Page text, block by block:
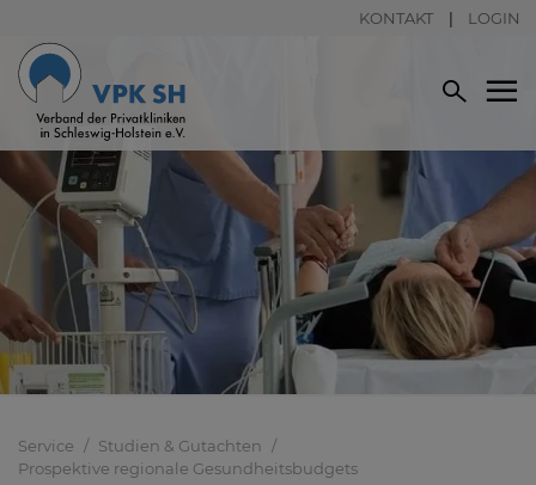
KONTAKT LOGIN
Service
Studien & Gutachten
Prospektive regionale Gesundheitsbudgets